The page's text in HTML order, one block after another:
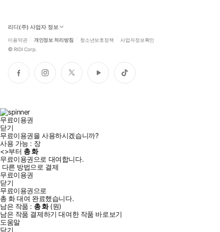
리디(주) 사업자 정보
이용약관 개인정보 처리방침 청소년보호정책 사업자정보확인
© RIDI Corp.
페
이
인
스
트
위
유
튜
틱
톡
무료이용권
닫기
무료이용권을 사용하시겠습니까?
사용 가능 : 장
<>부터 총화
무료이용권으로 대여합니다.
다른 방법으로 결제
무료이용권
닫기
무료이용권으로
총 화대여 완료했습니다.
남은 작품 : 총화(원)
남은 작품 결제하기 대여한 작품 바로보기
도움말
닫기